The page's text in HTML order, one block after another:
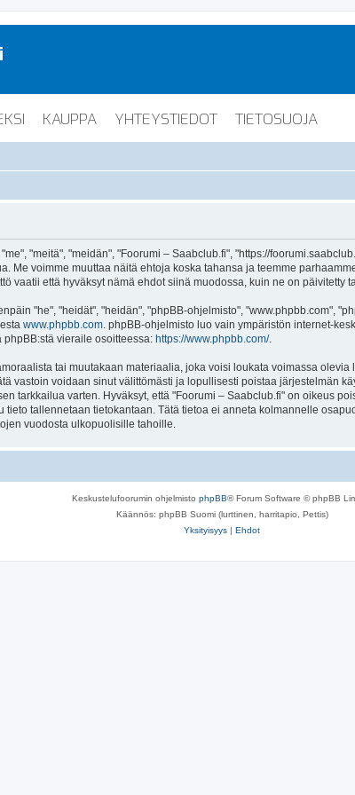
KAUPPA YHTEYSTIEDOT TIETOSUOJA
"meitä", "meidän", "Foorumi – Saabclub.fi", "https://
Me voimme muuttaa näitä ehtoja koska tahansa ja teemme
vaatii että hyväksyt nämä ehdot siinä muodossa, kuin ne on päivitetty
"he", "heidät", "heidän", "phpBB-ohjelmisto", "www.phpbb.com",
www.phpbb.com . phpBB-ohjelmisto luo vain ympäristön internet-
vieraile osoitteessa: https://www.phpbb.com/.
tai muutakaan materiaalia, joka voisi loukata voimassa
vastoin voidaan sinut välittömästi ja lopullisesti poistaa järjestelmän
tarkkailua varten. Hyväksyt, että "Foorumi – Saabclub.fi" on oikeus
tallennetaan tietokantaan. Tätä tietoa ei anneta kolmannelle
vuodosta ulkopuolisille tahoille.
Keskustelufoorumin ohjelmisto phpBB® Forum Software © phpBB
Käännös: phpBB Suomi (lurttinen, harritapio, Pettis)
Yksityisyys | Ehdot